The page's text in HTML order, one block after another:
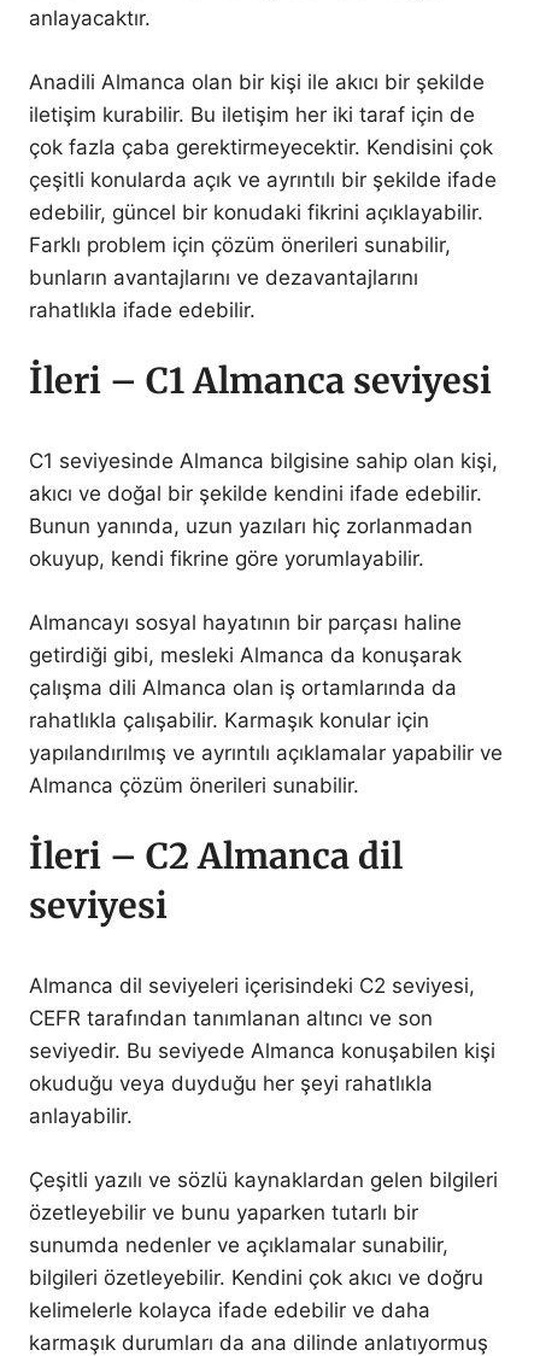
anlayacaktır.
Anadili Almanca olan bir kişi ile akıcı bir şekilde
iletişim kurabilir. Bu iletişim her iki taraf için de
çok fazla çaba gerektirmeyecektir. Kendisini çok
çeşitli konularda açık ve ayrıntılı bir şekilde ifade
edebilir, güncel bir konudaki fikrini açıklayabilir.
Farklı problem için çözüm önerileri sunabilir,
bunların avantajlarını ve dezavantajlarını
rahatlıkla ifade edebilir.
İleri – C1 Almanca seviyesi
C1 seviyesinde Almanca bilgisine sahip olan kişi,
akıcı ve doğal bir şekilde kendini ifade edebilir.
Bunun yanında, uzun yazıları hiç zorlanmadan
okuyup, kendi fikrine göre yorumlayabilir.
Almancayı sosyal hayatının bir parçası haline
getirdiği gibi, mesleki Almanca da konuşarak
çalışma dili Almanca olan iş ortamlarında da
rahatlıkla çalışabilir. Karmaşık konular için
yapılandırılmış ve ayrıntılı açıklamalar yapabilir ve
Almanca çözüm önerileri sunabilir.
İleri – C2 Almanca dil
seviyesi
Almanca dil seviyeleri içerisindeki C2 seviyesi,
CEFR tarafından tanımlanan altıncı ve son
seviyedir. Bu seviyede Almanca konuşabilen kişi
okuduğu veya duyduğu her şeyi rahatlıkla
anlayabilir.
Çeşitli yazılı ve sözlü kaynaklardan gelen bilgileri
özetleyebilir ve bunu yaparken tutarlı bir
sunumda nedenler ve açıklamalar sunabilir,
bilgileri özetleyebilir. Kendini çok akıcı ve doğru
kelimelerle kolayca ifade edebilir ve daha
karmaşık durumları da ana dilinde anlatıyormuş